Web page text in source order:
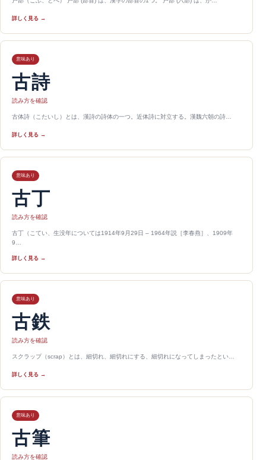
詳しく見る →
意味あり
古詩
読み方を確認
古体詩（こたいし）とは、漢詩の詩体の一つ。近体詩に対立する。漢魏六朝の詩…
詳しく見る →
意味あり
古丁
読み方を確認
古丁（こてい、生没年については1914年9月29日 – 1964年説［李春燕］、1909年
9…
詳しく見る →
意味あり
古鉄
読み方を確認
スクラップ（scrap）とは、細切れ、細切れにする、細切れになってしまったとい…
詳しく見る →
意味あり
古筆
読み方を確認